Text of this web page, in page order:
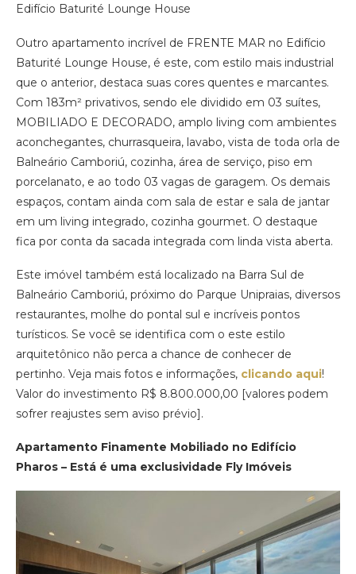
Edifício Baturité Lounge House
Outro apartamento incrível de FRENTE MAR no Edifício
Baturité Lounge House, é este, com estilo mais industrial
que o anterior, destaca suas cores quentes e marcantes.
Com 183m² privativos, sendo ele dividido em 03 suítes,
MOBILIADO E DECORADO, amplo living com ambientes
aconchegantes, churrasqueira, lavabo, vista de toda orla de
Balneário Camboriú, cozinha, área de serviço, piso em
porcelanato, e ao todo 03 vagas de garagem. Os demais
espaços, contam ainda com sala de estar e sala de jantar
em um living integrado, cozinha gourmet. O destaque
fica por conta da sacada integrada com linda vista aberta.
Este imóvel também está localizado na Barra Sul de
Balneário Camboriú, próximo do Parque Unipraias, diversos
restaurantes, molhe do pontal sul e incríveis pontos
turísticos. Se você se identifica com o este estilo
arquitetônico não perca a chance de conhecer de
pertinho. Veja mais fotos e informações, clicando aqui!
Valor do investimento R$ 8.800.000,00 [valores podem
sofrer reajustes sem aviso prévio].
Apartamento Finamente Mobiliado no Edifício
Pharos – Está é uma exclusividade Fly Imóveis